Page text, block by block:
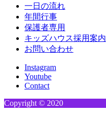
一日の流れ
年間行事
保護者専用
キッズハウス採用案内
お問い合わせ
Instagram
Youtube
Contact
Copyright © 2020